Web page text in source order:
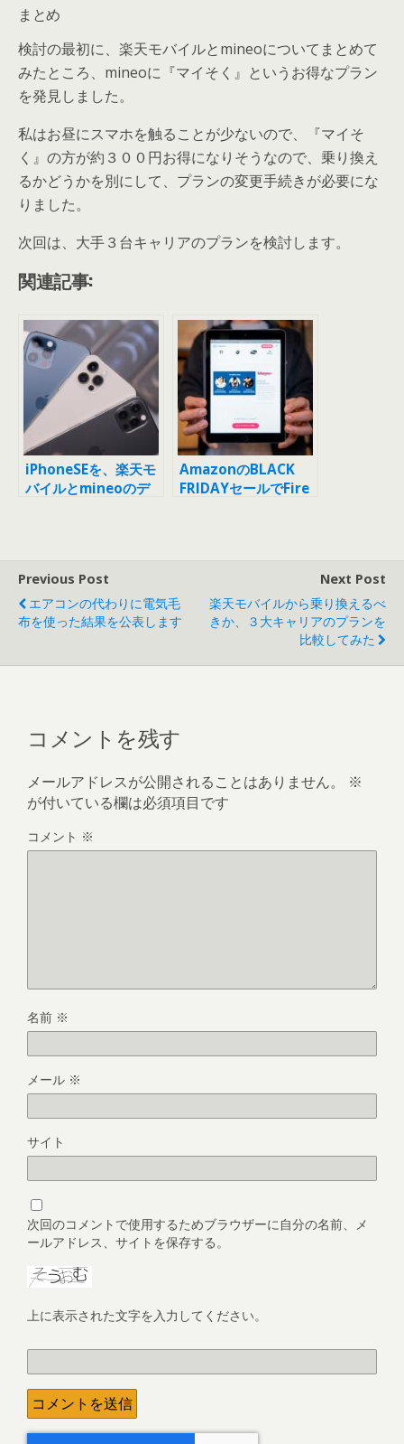
まとめ
検討の最初に、楽天モバイルとmineoについてまとめて
みたところ、mineoに『マイそく』というお得なプラン
を発見しました。
私はお昼にスマホを触ることが少ないので、『マイそ
く』の方が約３００円お得になりそうなので、乗り換え
るかどうかを別にして、プランの変更手続きが必要にな
りました。
次回は、大手３台キャリアのプランを検討します。
関連記事:
iPhoneSEを、楽天モ
バイルとmineoのデ
AmazonのBLACK
FRIDAYセールでFire
Previous Post
エアコンの代わりに電気毛
布を使った結果を公表します
Next Post
楽天モバイルから乗り換えるべ
きか、３大キャリアのプランを
比較してみた
コメントを残す
メールアドレスが公開されることはありません。
※
が付いている欄は必須項目です
コメント ※
名前 ※
メール ※
サイト
次回のコメントで使用するためブラウザーに自分の名前、メ
ールアドレス、サイトを保存する。
上に表示された文字を入力してください。